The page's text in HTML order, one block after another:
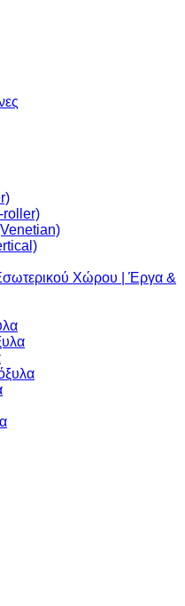
roller)
Χώρου | Έργα &